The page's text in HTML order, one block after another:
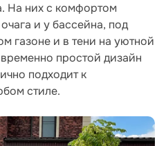
На них с комфортом
и у бассейна, под
газоне и в тени на уютной
простой дизайн
подходит к
стиле.